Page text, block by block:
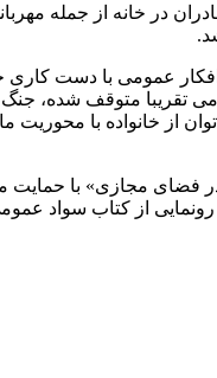
در خانه از جمله
عمومی با دست کاری
تقریبا متوقف
خانواده با محوریت
فضای مجازی» با
از کتاب سواد